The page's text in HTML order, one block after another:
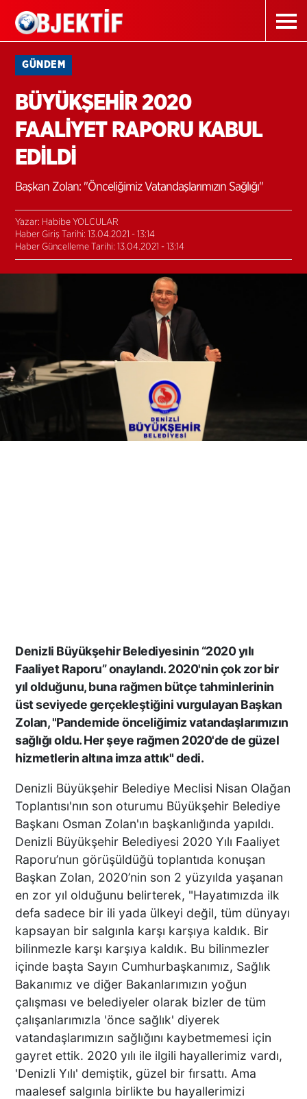
GÜNDEM
BÜYÜKŞEHİR 2020
FAALİYET RAPORU KABUL
EDİLDİ
Başkan Zolan: "Önceliğimiz Vatandaşlarımızın Sağlığı"
Yazar: Habibe YOLCULAR
Haber Giriş Tarihi: 13.04.2021 - 13:14
Haber Güncelleme Tarihi: 13.04.2021 - 13:14
Denizli Büyükşehir Belediyesinin “2020 yılı
Faaliyet Raporu” onaylandı. 2020'nin çok zor bir
yıl olduğunu, buna rağmen bütçe tahminlerinin
üst seviyede gerçekleştiğini vurgulayan Başkan
Zolan, "Pandemide önceliğimiz vatandaşlarımızın
sağlığı oldu. Her şeye rağmen 2020'de de güzel
hizmetlerin altına imza attık" dedi.
Denizli Büyükşehir Belediye Meclisi Nisan Olağan
Toplantısı'nın son oturumu Büyükşehir Belediye
Başkanı Osman Zolan'ın başkanlığında yapıldı.
Denizli Büyükşehir Belediyesi 2020 Yılı Faaliyet
Raporu’nun görüşüldüğü toplantıda konuşan
Başkan Zolan, 2020’nin son 2 yüzyılda yaşanan
en zor yıl olduğunu belirterek, "Hayatımızda ilk
defa sadece bir ili yada ülkeyi değil, tüm dünyayı
kapsayan bir salgınla karşı karşıya kaldık. Bir
bilinmezle karşı karşıya kaldık. Bu bilinmezler
içinde başta Sayın Cumhurbaşkanımız, Sağlık
Bakanımız ve diğer Bakanlarımızın yoğun
çalışması ve belediyeler olarak bizler de tüm
çalışanlarımızla 'önce sağlık' diyerek
vatandaşlarımızın sağlığını kaybetmemesi için
gayret ettik. 2020 yılı ile ilgili hayallerimiz vardı,
'Denizli Yılı' demiştik, güzel bir fırsattı. Ama
maalesef salgınla birlikte bu hayallerimizi